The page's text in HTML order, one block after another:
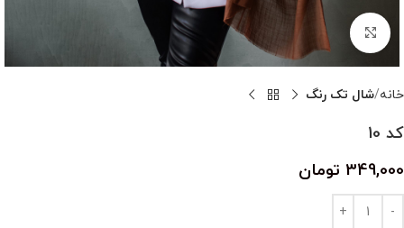
بزرگنمایی تصویر
خانه شال تک رنگ
کد 10
349,000 تومان